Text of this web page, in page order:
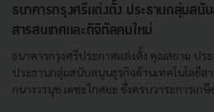
ธนาคารกรุงศรีแต่งตั้ง ประธานกลุ่มสนั
สารสนเทศและดิจิทัลคนใหม่
ธนาคารกรุงศรีประกาศแต่งตั้ง คุณสยาม ปร
ประธานกลุ่มสนับสนุนธุรกิจด้านเทคโนโลยี
กนางวรนุช เดชะไกศยะ ซึ่งครบวาระการเกษี